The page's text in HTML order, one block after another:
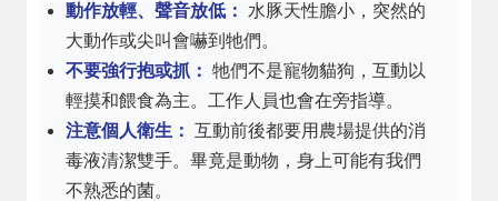
動作放輕、聲音放低：
水豚天性膽小，突然的
大動作或尖叫會嚇到牠們。
不要強行抱或抓： 牠們不是寵物貓狗，互動以
輕摸和餵食為主。工作人員也會在旁指導。
注意個人衛生： 互動前後都要用農場提供的消
毒液清潔雙手。畢竟是動物，身上可能有我們
不熟悉的菌。